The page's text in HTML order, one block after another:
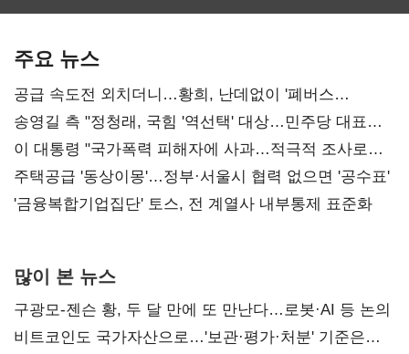
주요 뉴스
공급 속도전 외치더니…황희, 난데없이 '폐버스
리모델링' 제안
송영길 측 "정청래, 국힘 '역선택' 대상…민주당 대표로
총선 지휘 못해"
이 대통령 "국가폭력 피해자에 사과…적극적 조사로
진실 밝혀야"
주택공급 '동상이몽'…정부·서울시 협력 없으면 '공수표'
'금융복합기업집단' 토스, 전 계열사 내부통제 표준화
많이 본 뉴스
구광모-젠슨 황, 두 달 만에 또 만난다…로봇·AI 등 논의
비트코인도 국가자산으로…'보관·평가·처분' 기준은